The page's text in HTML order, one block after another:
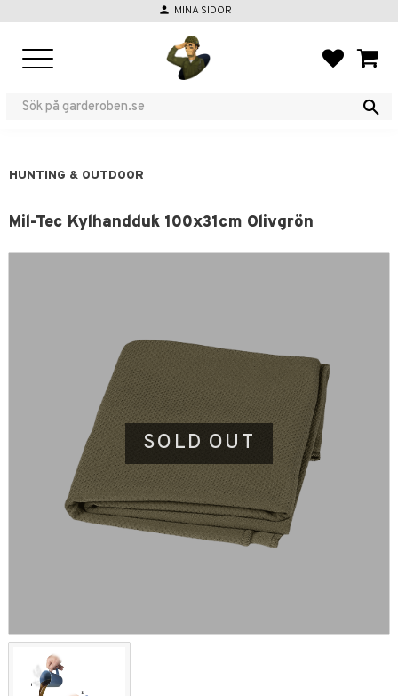
person MINA SIDOR
HUNTING & OUTDOOR
Mil-Tec Kylhandduk 100x31cm Olivgrön
SOLD OUT